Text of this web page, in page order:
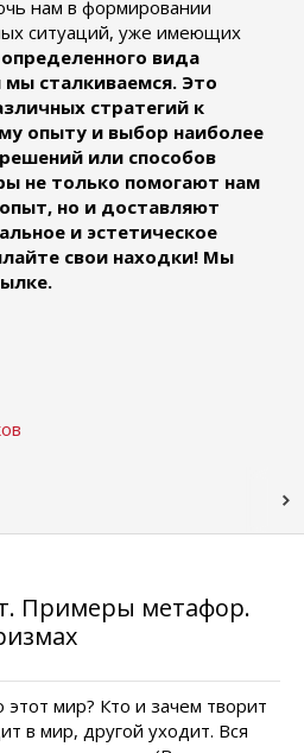
нам в формировании
ситуаций, уже имеющих
вида
сталкиваемся. Это
стратегий к
опыту и выбор наиболее
или способов
не только помогают нам
, но и доставляют
и эстетическое
свои находки! Мы
Примеры метафор.
этот мир? Кто и зачем творит
в мир, другой уходит. Вся